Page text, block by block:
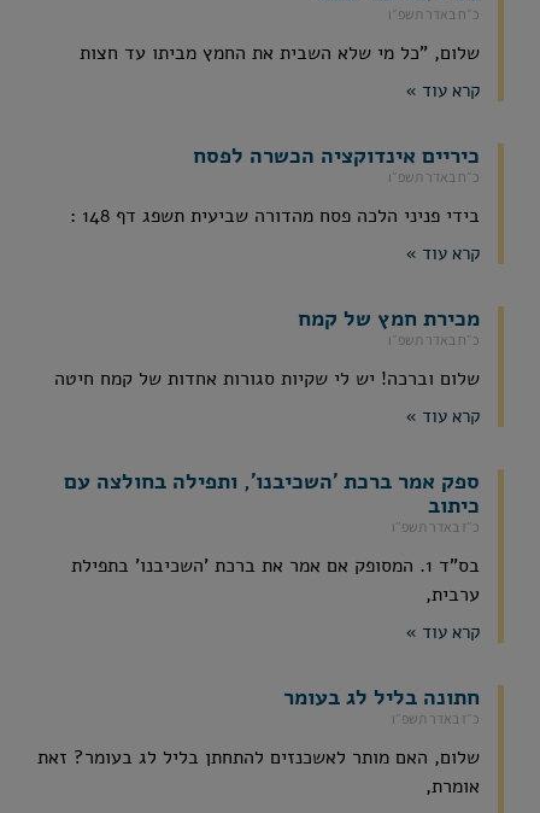
כ״ח באדר תשפ״ו
שלום, "כל מי שלא השבית את החמץ מביתו עד חצות
קרא עוד »
כיריים אינדוקציה הכשרה לפסח
כ״ח באדר תשפ״ו
בידי פניני הלכה פסח מהדורה שביעית תשפג דף 148 :
קרא עוד »
מכירת חמץ של קמח
כ״ח באדר תשפ״ו
שלום וברכה! יש לי שקיות סגורות אחדות של קמח חיטה
קרא עוד »
ספק אמר ברכת 'השכיבנו', ותפילה בחולצה עם
כיתוב
כ״ז באדר תשפ״ו
בס"ד 1. המסופק אם אמר את ברכת 'השכיבנו' בתפילת
ערבית,
קרא עוד »
חתונה בליל לג בעומר
כ״ז באדר תשפ״ו
שלום, האם מותר לאשכנזים להתחתן בליל לג בעומר? זאת
אומרת,